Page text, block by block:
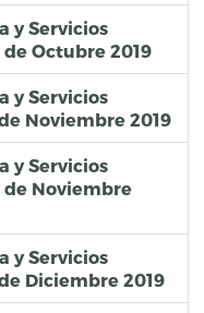
y Servicios
Octubre 2019
y Servicios
Noviembre 2019
y Servicios
de Noviembre
y Servicios
Diciembre 2019